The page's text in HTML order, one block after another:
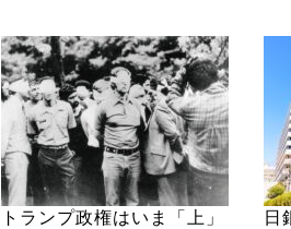
トランプ政権はいま「上」
日